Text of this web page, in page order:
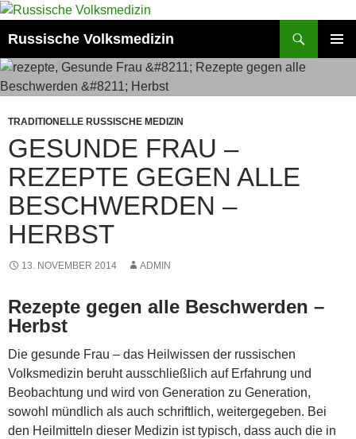
Zum
springen
Russische Volksmedizin
TRADITIONELLE RUSSISCHE MEDIZIN
GESUNDE FRAU –
REZEPTE GEGEN ALLE
BESCHWERDEN –
HERBST
13. NOVEMBER 2014 ADMIN
Rezepte gegen alle Beschwerden –
Herbst
Die gesunde Frau – das Heilwissen der russischen
Volksmedizin beruht ausschließlich auf Erfahrung und
Beobachtung und wird von Generation zu Generation,
sowohl mündlich als auch schriftlich, weitergegeben. Bei
den Heilmitteln dieser Medizin ist typisch, dass auch die in